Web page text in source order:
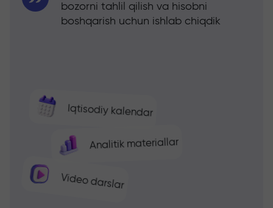
Iqtisodiy kalendar
Analitik materiallar
Video darslar
bozorni tahlil qilish va hisobni
boshqarish uchun ishlab chiqdik